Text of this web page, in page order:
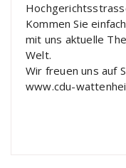
Kommen Sie
mit uns aktuelle
Welt.
Wir freuen uns auf
www.cdu-